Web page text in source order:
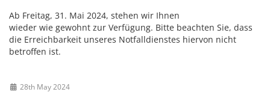
Ab Freitag, 31. Mai 2024, stehen wir Ihnen
wieder wie gewohnt zur Verfügung. Bitte beachten Sie, dass
die Erreichbarkeit unseres Notfalldienstes hiervon nicht
betroffen ist.
28th May 2024